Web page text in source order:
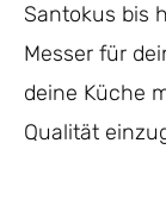
Santokus bis
Messer für
deine Küche
Qualität